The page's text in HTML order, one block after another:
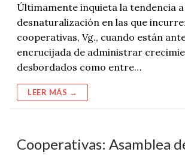
Últimamente inquieta la tendencia a
desnaturalización en las que
cooperativas, Vg., cuando están
encrucijada de administrar
desbordados como entre…
LEER MÁS →
Cooperativas: Asamblea